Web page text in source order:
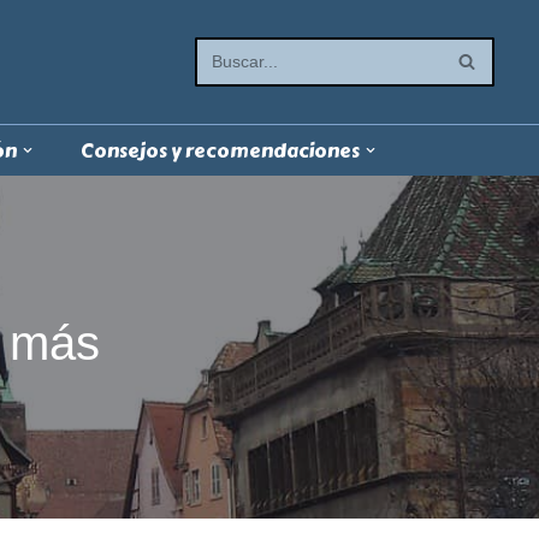
Consejos y recomendaciones